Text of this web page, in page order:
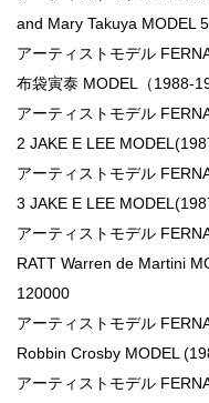
and Mary Takuya MODEL
アーティストモデル
布袋寅泰 MODEL（1988-
アーティストモデル
2 JAKE E LEE
アーティストモデル
3 JAKE E LEE
アーティストモデル
RATT Warren de Martini
120000
アーティストモデル
Robbin Crosby MODEL
アーティストモデル